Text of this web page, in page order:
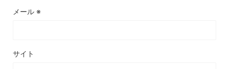
メール ※
サイト